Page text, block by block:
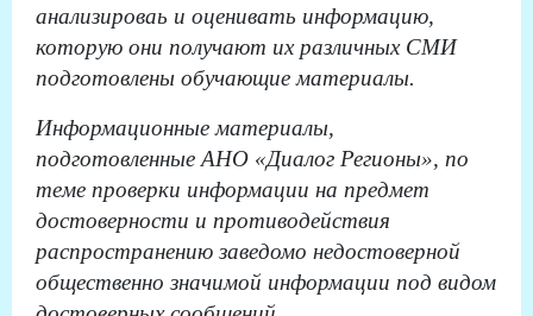
анализироваь и оценивать информацию,
которую они получают их различных СМИ
подготовлены обучающие материалы.
Информационные материалы,
подготовленные АНО «Диалог Регионы», по
теме проверки информации на предмет
достоверности и противодействия
распространению заведомо недостоверной
общественно значимой информации под видом